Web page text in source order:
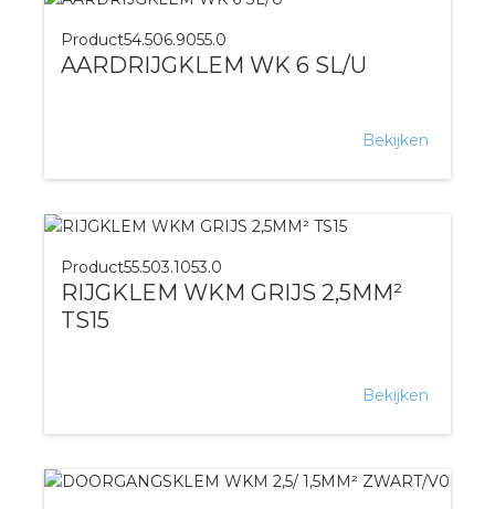
Product54.506.9055.0
AARDRIJGKLEM WK 6 SL/U
Bekijken
Product55.503.1053.0
RIJGKLEM WKM GRIJS 2,5MM²
TS15
Bekijken